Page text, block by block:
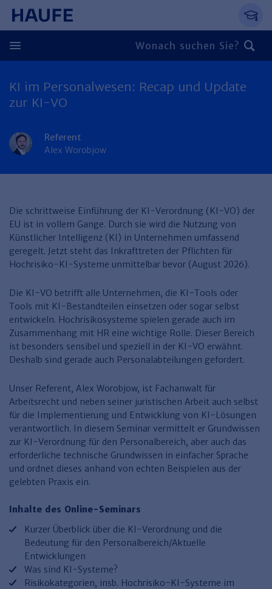
Springe direkt zum Hauptinhalt, zur
Zum Hauptinhalt springen
Zur Navigation springen
Zur Suche springen
Zurück
Personal
Arbeitsrecht
Entgeltabrechnung
Führung
Personalentwicklung und
Talentmanagement
Persönlichkeitsentwicklung
Steuerrecht
Rechnungswesen
Steuerkanzlei und Gebühren
Software und Tools
Recht & Compliance
Finden Sie Ihr Thema
Miet- und WE-Recht
Rechtsanwaltskanzlei und Gebühren
Verkehrsrecht
Wirtschaftsrecht
Sozialrecht
Compliance
Insolvenzrecht
Medizinrecht
Immobilien
Miet- und Bestandsverwaltung
WEG-Verwaltung
Wohnungswirtschaft
Immobilienverwaltung
Zurück
Öffentlicher Dienst
Finden Sie Ihr Thema
TV-L
TVöD
Kommunale Finanzen
SGB & Sozialwesen
Zurück
Arbeitsschutz & BGM
Finden Sie Ihr Thema
Arbeitsschutz
Betriebliches
Gesundheitsmanagement
Finden Sie Ihr Thema
Haufe Personal Office
Haufe Finance Office
Haufe Zeugnis Manager
Sozialrechtprodukte
Haufe Arbeitsschutz
Haufe TVöD/TV-L Office
Haufe Immobilien
KI im Personalwesen: Recap und Update
zur KI-VO
Referent
Alex Worobjow
Die schrittweise Einführung der KI-Verordnung (KI-VO) der
EU ist in vollem Gange. Durch sie wird die Nutzung von
Künstlicher Intelligenz (KI) in Unternehmen umfassend
geregelt. Jetzt steht das Inkrafttreten der Pflichten für
Hochrisiko-KI-Systeme unmittelbar bevor (August 2026).
Die KI-VO betrifft alle Unternehmen, die KI-Tools oder
Tools mit KI-Bestandteilen einsetzen oder sogar selbst
entwickeln. Hochrisikosysteme spielen gerade auch im
Zusammenhang mit HR eine wichtige Rolle. Dieser Bereich
ist besonders sensibel und speziell in der KI-VO erwähnt.
Deshalb sind gerade auch Personalabteilungen gefordert.
Unser Referent, Alex Worobjow, ist Fachanwalt für
Arbeitsrecht und neben seiner juristischen Arbeit auch selbst
für die Implementierung und Entwicklung von KI-Lösungen
verantwortlich. In diesem Seminar vermittelt er Grundwissen
zur KI-Verordnung für den Personalbereich, aber auch das
erforderliche technische Grundwissen in einfacher Sprache
und ordnet dieses anhand von echten Beispielen aus der
gelebten Praxis ein.
Inhalte des Online-Seminars
Kurzer Überblick über die KI-Verordnung und die
Bedeutung für den Personalbereich/Aktuelle
Entwicklungen
Was sind KI-Systeme?
Risikokategorien, insb. Hochrisiko-KI-Systeme im